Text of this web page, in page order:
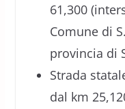
61,300
Comune di
provincia di
Strada
dal km